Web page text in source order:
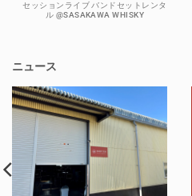
セッションライブ バンドセットレンタ
ル @SASAKAWA WHISKY
ニュース